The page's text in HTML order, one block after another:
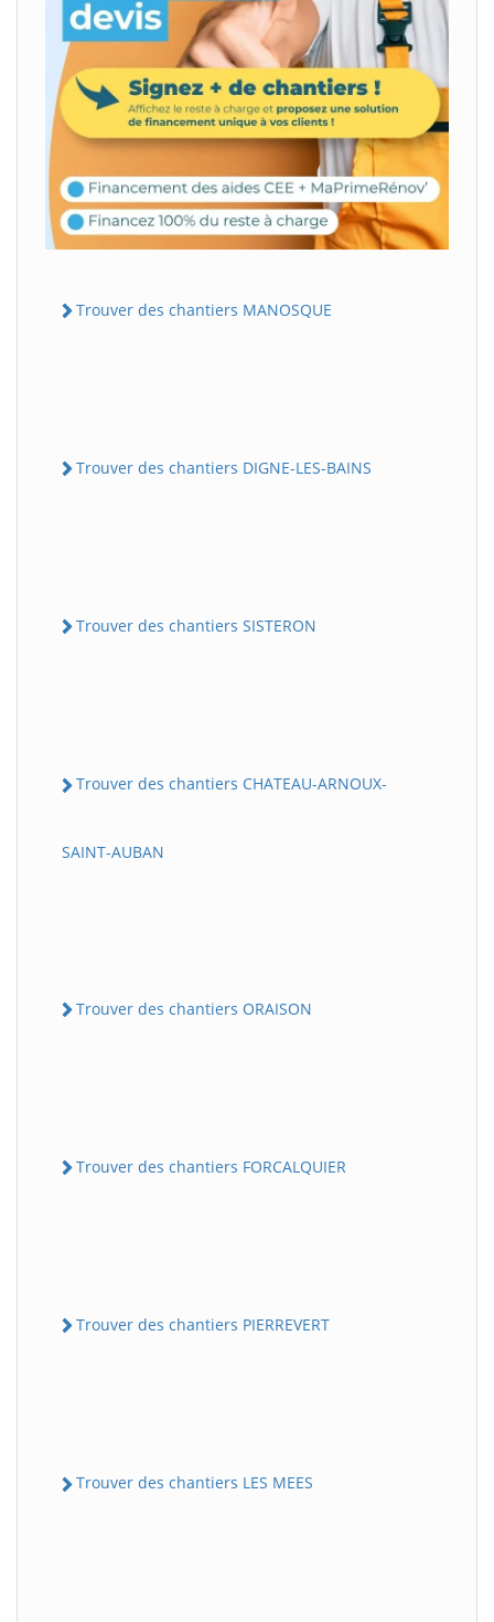
Trouver des chantiers MANOSQUE
Trouver des chantiers DIGNE-LES-BAINS
Trouver des chantiers SISTERON
Trouver des chantiers CHATEAU-ARNOUX-
SAINT-AUBAN
Trouver des chantiers ORAISON
Trouver des chantiers FORCALQUIER
Trouver des chantiers PIERREVERT
Trouver des chantiers LES MEES